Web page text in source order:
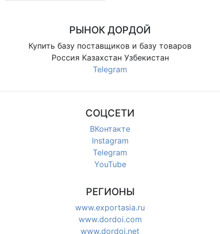
РЫНОК ДОРДОЙ
Купить базу поставщиков и базу товаров
Россия Казахстан Узбекистан
Telegram
СОЦСЕТИ
ВКонтакте
Instagram
Telegram
YouTube
РЕГИОНЫ
www.exportasia.ru
www.dordoi.com
www.dordoi.net